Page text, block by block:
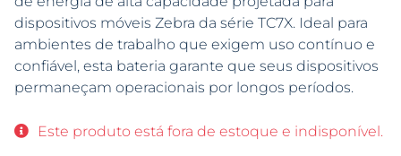
dispositivos móveis Zebra da série TC7X. Ideal para
ambientes de trabalho que exigem uso contínuo e
confiável, esta bateria garante que seus dispositivos
permaneçam operacionais por longos períodos.
Este produto está fora de estoque e indisponível.